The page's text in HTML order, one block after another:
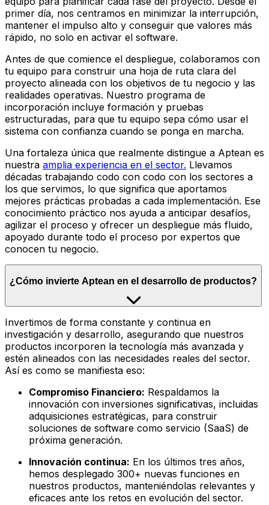
primer día, nos centramos en minimizar la interrupción,
mantener el impulso alto y conseguir que valores más
rápido, no solo en activar el software.
Antes de que comience el despliegue, colaboramos con
tu equipo para construir una hoja de ruta clara del
proyecto alineada con los objetivos de tu negocio y las
realidades operativas. Nuestro programa de
incorporación incluye formación y pruebas
estructuradas, para que tu equipo sepa cómo usar el
sistema con confianza cuando se ponga en marcha.
Una fortaleza única que realmente distingue a Aptean es
nuestra amplia experiencia en el sector. Llevamos
décadas trabajando codo con codo con los sectores a
los que servimos, lo que significa que aportamos
mejores prácticas probadas a cada implementación. Ese
conocimiento práctico nos ayuda a anticipar desafíos,
agilizar el proceso y ofrecer un despliegue más fluido,
apoyado durante todo el proceso por expertos que
conocen tu negocio.
¿Cómo invierte Aptean en el desarrollo de productos?
Invertimos de forma constante y continua en
investigación y desarrollo, asegurando que nuestros
productos incorporen la tecnología más avanzada y
estén alineados con las necesidades reales del sector.
Así es como se manifiesta eso:
Compromiso Financiero: Respaldamos la
innovación con inversiones significativas, incluidas
adquisiciones estratégicas, para construir
soluciones de software como servicio (SaaS) de
próxima generación.
Innovación continua: En los últimos tres años,
hemos desplegado 300+ nuevas funciones en
nuestros productos, manteniéndolas relevantes y
eficaces ante los retos en evolución del sector.